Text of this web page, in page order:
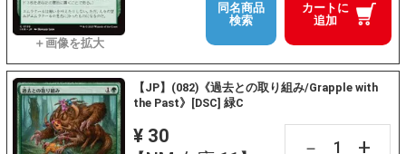
カートに
追加
同名商品
検索
【JP】(082)《過去との取り組み/Grapple with
the Past》[DSC] 緑C
¥ 30
－ +